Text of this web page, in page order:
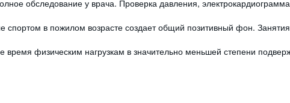
обследование у врача. Проверка давления,
в пожилом возрасте создает общий позитивный фон.
физическим нагрузкам в значительно меньшей степени